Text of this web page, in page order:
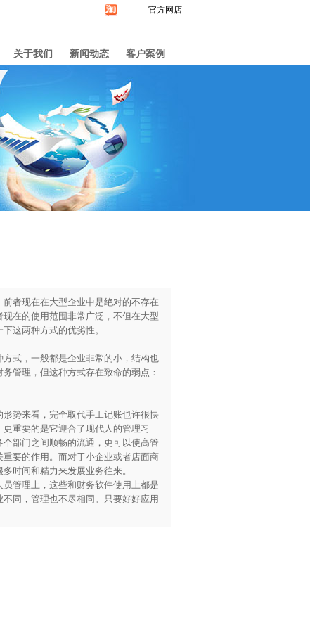
官方网店
关于我们 新闻动态 客户案例
前者现在在大型企业中是绝对的不存在
在的使用范围非常广泛，不但在大型
这两种方式的优劣性。
式，一般都是企业非常的小，结构也
管理，但这种方式存在致命的弱点：
势来看，完全取代手工记账也许很快
重要的是它迎合了现代人的管理习
部门之间顺畅的流通，更可以使高管
要的作用。而对于小企业或者店面商
时间和精力来发展业务往来。
管理上，这些和财务软件使用上都是
同，管理也不尽相同。只要好好应用